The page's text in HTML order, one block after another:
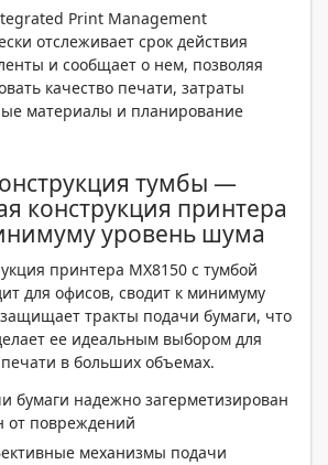
Print Management
отслеживает срок действия
и сообщает о нем, позволяя
качество печати, затраты
материалы и планирование
тумбы —
конструкция принтера
уровень шума
принтера MX8150 с тумбой
для офисов, сводит к минимуму
тракты подачи бумаги, что
ее идеальным выбором для
в больших объемах.
бумаги надежно загерметизирован
повреждений
механизмы подачи